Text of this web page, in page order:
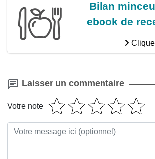
Bilan
ebook de
Laisser un commentaire
Votre note